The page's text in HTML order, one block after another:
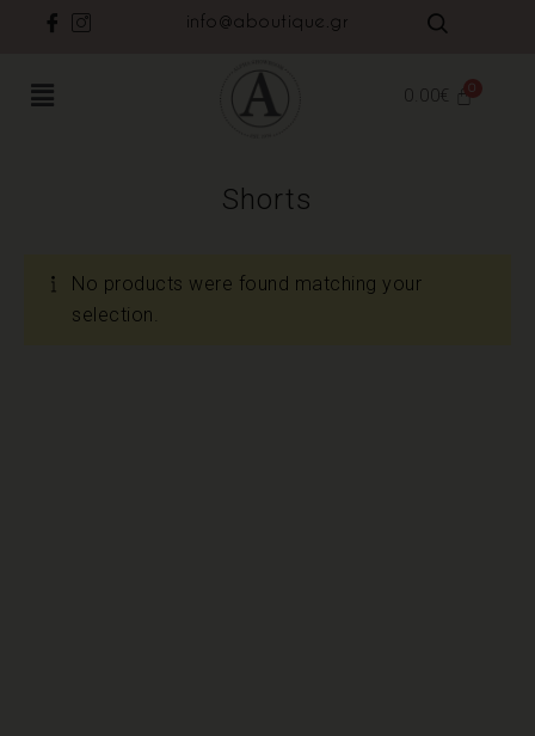
info@aboutique.gr
0.00€
Shorts
No products were found matching your
selection.